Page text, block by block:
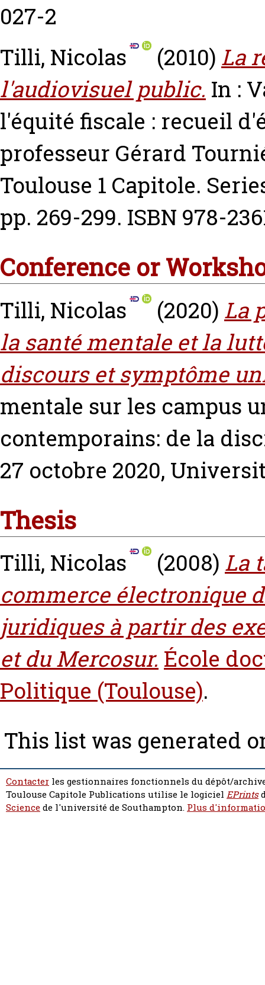
027-2
Tilli, Nicolas
(2010) La
l'audiovisuel public. In :
l'équité fiscale : recueil
professeur Gérard
Toulouse 1 Capitole.
pp. 269-299. ISBN 978-
Conference or
Tilli, Nicolas (2020) La
la santé mentale et la
discours et symptôme
mentale sur les campus
contemporains: de la
27 octobre 2020,
Thesis
Tilli, Nicolas (2008) La
commerce électronique
juridiques à partir des
et du Mercosur. École
Politique (Toulouse).
This list was generated
Contacter les gestionnaires fonctionnels du dépôt/
Toulouse Capitole Publications utilise le logiciel EPrints
Sciencede l'université de Southampton. Plus